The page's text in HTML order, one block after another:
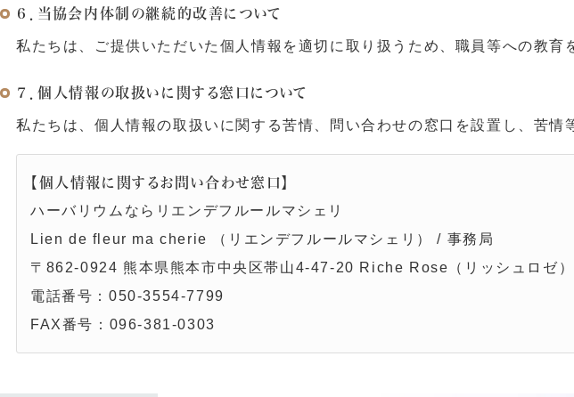
６．当協会内体制の継続的改善について
私たちは、ご提供いただいた個人情報を適切に取り扱うため、職員等への教
７．個人情報の取扱いに関する窓口について
私たちは、個人情報の取扱いに関する苦情、問い合わせの窓口を設置し、苦情
【個人情報に関するお問い合わせ窓口】
ハーバリウムならリエンデフルールマシェリ
Lien de fleur ma cherie （リエンデフルールマシェリ） / 事務局
〒862-0924 熊本県熊本市中央区帯山4-47-20 Riche Rose（リッシュロゼ）
電話番号： 050-3554-7799
FAX番号：096-381-0303